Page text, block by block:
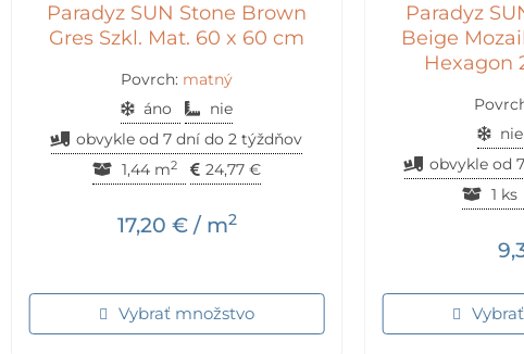
Paradyz SUN Stone Brown
Gres Szkl. Mat. 60 x 60 cm
Povrch: matný
áno
nie
obvykle od 7 dní do 2 týždňov
1,44 m2 24,77 €
17,20 €/ m2
Vybrať množstvo
Paradyz
Beige
Hexagon
nie
obvykle od
1 ks